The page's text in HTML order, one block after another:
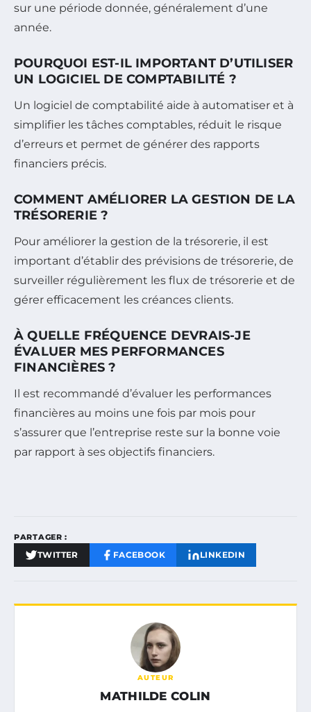
sur une période donnée, généralement d’une
année.
POURQUOI EST-IL IMPORTANT D’UTILISER
UN LOGICIEL DE COMPTABILITÉ ?
Un logiciel de comptabilité aide à automatiser et à
simplifier les tâches comptables, réduit le risque
d’erreurs et permet de générer des rapports
financiers précis.
COMMENT AMÉLIORER LA GESTION DE LA
TRÉSORERIE ?
Pour améliorer la gestion de la trésorerie, il est
important d’établir des prévisions de trésorerie, de
surveiller régulièrement les flux de trésorerie et de
gérer efficacement les créances clients.
À QUELLE FRÉQUENCE DEVRAIS-JE
ÉVALUER MES PERFORMANCES
FINANCIÈRES ?
Il est recommandé d’évaluer les performances
financières au moins une fois par mois pour
s’assurer que l’entreprise reste sur la bonne voie
par rapport à ses objectifs financiers.
PARTAGER :
TWITTER FACEBOOK LINKEDIN
AUTEUR
MATHILDE COLIN